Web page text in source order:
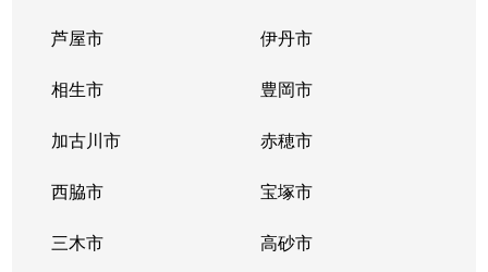
芦屋市 伊丹市
相生市 豊岡市
加古川市 赤穂市
西脇市 宝塚市
三木市 高砂市